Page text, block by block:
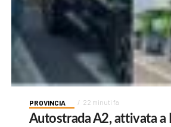
PROVINCIA 22 minuti fa
Autostrada A2, attivata a